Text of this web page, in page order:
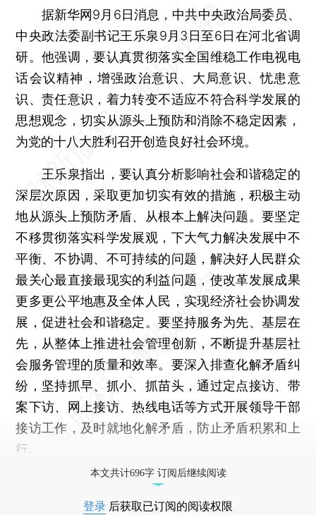
据新华网9月6日消息，中共中央政治局委员、
中央政法委副书记王乐泉9月3日至6日在河北省调
研。他强调，要认真贯彻落实全国维稳工作电视电
话会议精神，增强政治意识、大局意识、忧患意
识、责任意识，着力转变不适应不符合科学发展的
思想观念，切实从源头上预防和消除不稳定因素，
为党的十八大胜利召开创造良好社会环境。
王乐泉指出，要认真分析影响社会和谐稳定的
深层次原因，采取更加切实有效的措施，积极主动
地从源头上预防矛盾、从根本上解决问题。要坚定
不移贯彻落实科学发展观，下大气力解决发展中不
平衡、不协调、不可持续的问题，解决好人民群众
最关心最直接最现实的利益问题，使改革发展成果
更多更公平地惠及全体人民，实现经济社会协调发
展，促进社会和谐稳定。要坚持服务为先、基层在
先，从整体上推进社会管理创新，不断提升基层社
会服务管理的质量和效率。要深入排查化解矛盾纠
纷，坚持抓早、抓小、抓苗头，通过定点接访、带
案下访、网上接访、热线电话等方式开展领导干部
接访工作，及时就地化解矛盾，防止矛盾积累和上
行。
本文共计696字 订阅后继续阅读
登录 后获取已订阅的阅读权限